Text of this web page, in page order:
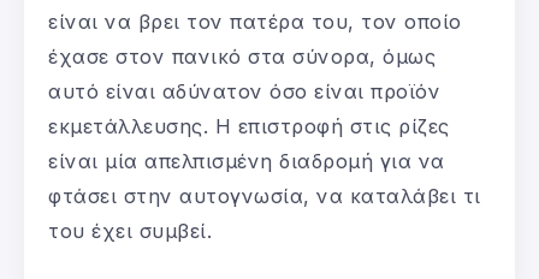
είναι να βρει τον πατέρα του, τον οποίο
έχασε στον πανικό στα σύνορα, όμως
αυτό είναι αδύνατον όσο είναι προϊόν
εκμετάλλευσης. Η επιστροφή στις ρίζες
είναι μία απελπισμένη διαδρομή για να
φτάσει στην αυτογνωσία, να καταλάβει τι
του έχει συμβεί.